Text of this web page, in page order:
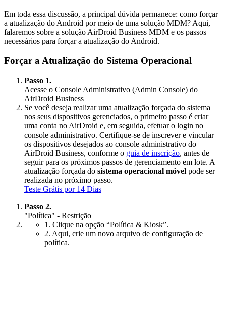
Em toda essa discussão, a principal dúvida permanece: como forçar
a atualização do Android por meio de uma solução MDM? Aqui,
falaremos sobre a solução AirDroid Business MDM e os passos
necessários para forçar a atualização do Android.
Forçar a Atualização do Sistema Operacional
Passo 1.
Acesse o Console Administrativo (Admin Console) do
AirDroid Business
Se você deseja realizar uma atualização forçada do sistema
nos seus dispositivos gerenciados, o primeiro passo é criar
uma conta no AirDroid e, em seguida, efetuar o login no
console administrativo. Certifique-se de inscrever e vincular
os dispositivos desejados ao console administrativo do
AirDroid Business, conforme o guia de inscrição, antes de
seguir para os próximos passos de gerenciamento em lote. A
atualização forçada do sistema operacional móvel pode ser
realizada no próximo passo.
Teste Grátis por 14 Dias
Passo 2.
"Política" - Restrição
1. Clique na opção “Política & Kiosk”.
2. Aqui, crie um novo arquivo de configuração de
política.